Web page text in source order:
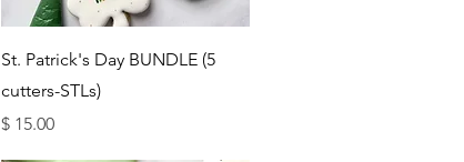
תצוגה מהירה
St. Patrick's Day BUNDLE (5
cutters-STLs)
מחיר‏15.00 ‏$